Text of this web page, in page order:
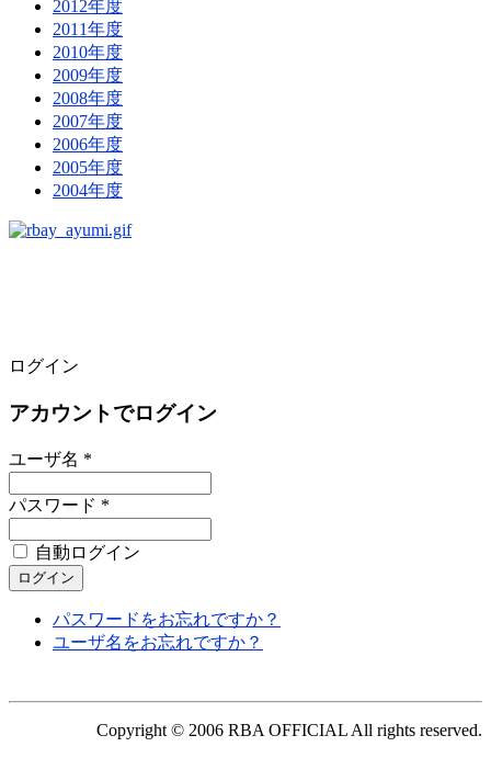
2012年度
2011年度
2010年度
2009年度
2008年度
2007年度
2006年度
2005年度
2004年度
ログイン
アカウントでログイン
ユーザ名 *
パスワード *
自動ログイン
パスワードをお忘れですか？
ユーザ名をお忘れですか？
Copyright © 2006 RBA OFFICIAL All rights reserved.